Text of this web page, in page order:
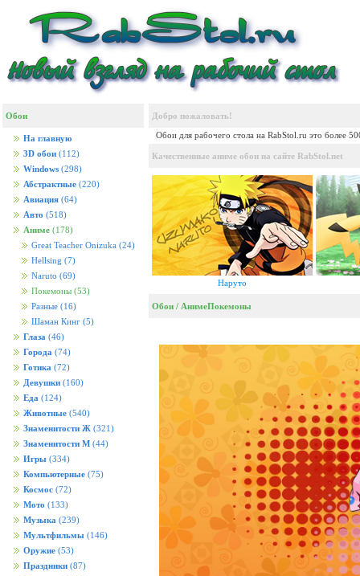
Обои
На главную
3D обои (112)
Windows (298)
Абстрактные (220)
Авиация (64)
Авто (518)
Аниме (178)
Great Teacher Onizuka (24)
Hellsing (7)
Naruto (69)
Покемоны (53)
Разные (16)
Шаман Кинг (5)
Глаза (46)
Города (74)
Готика (72)
Девушки (160)
Еда (124)
Животные (540)
Знаменитости Ж (321)
Знаменитости М (44)
Игры (334)
Компьютерные (75)
Космос (72)
Мото (133)
Музыка (239)
Мультфильмы (146)
Оружие (53)
Праздники (87)
Добро пожаловать!
Обои для рабочего стола на RabStol.ru это более
Качественные аниме обои на сайте RabStol.net
Наруто
Обои / АнимеПокемоны